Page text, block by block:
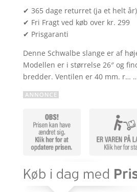
✔ 365 dage returret (ja et helt år)
✔ Fri Fragt ved køb over kr. 299
✔ Prisgaranti
Denne Schwalbe slange er af
Modellen er i størrelse 26″ og
bredder. Ventilen er 40 mm. r…